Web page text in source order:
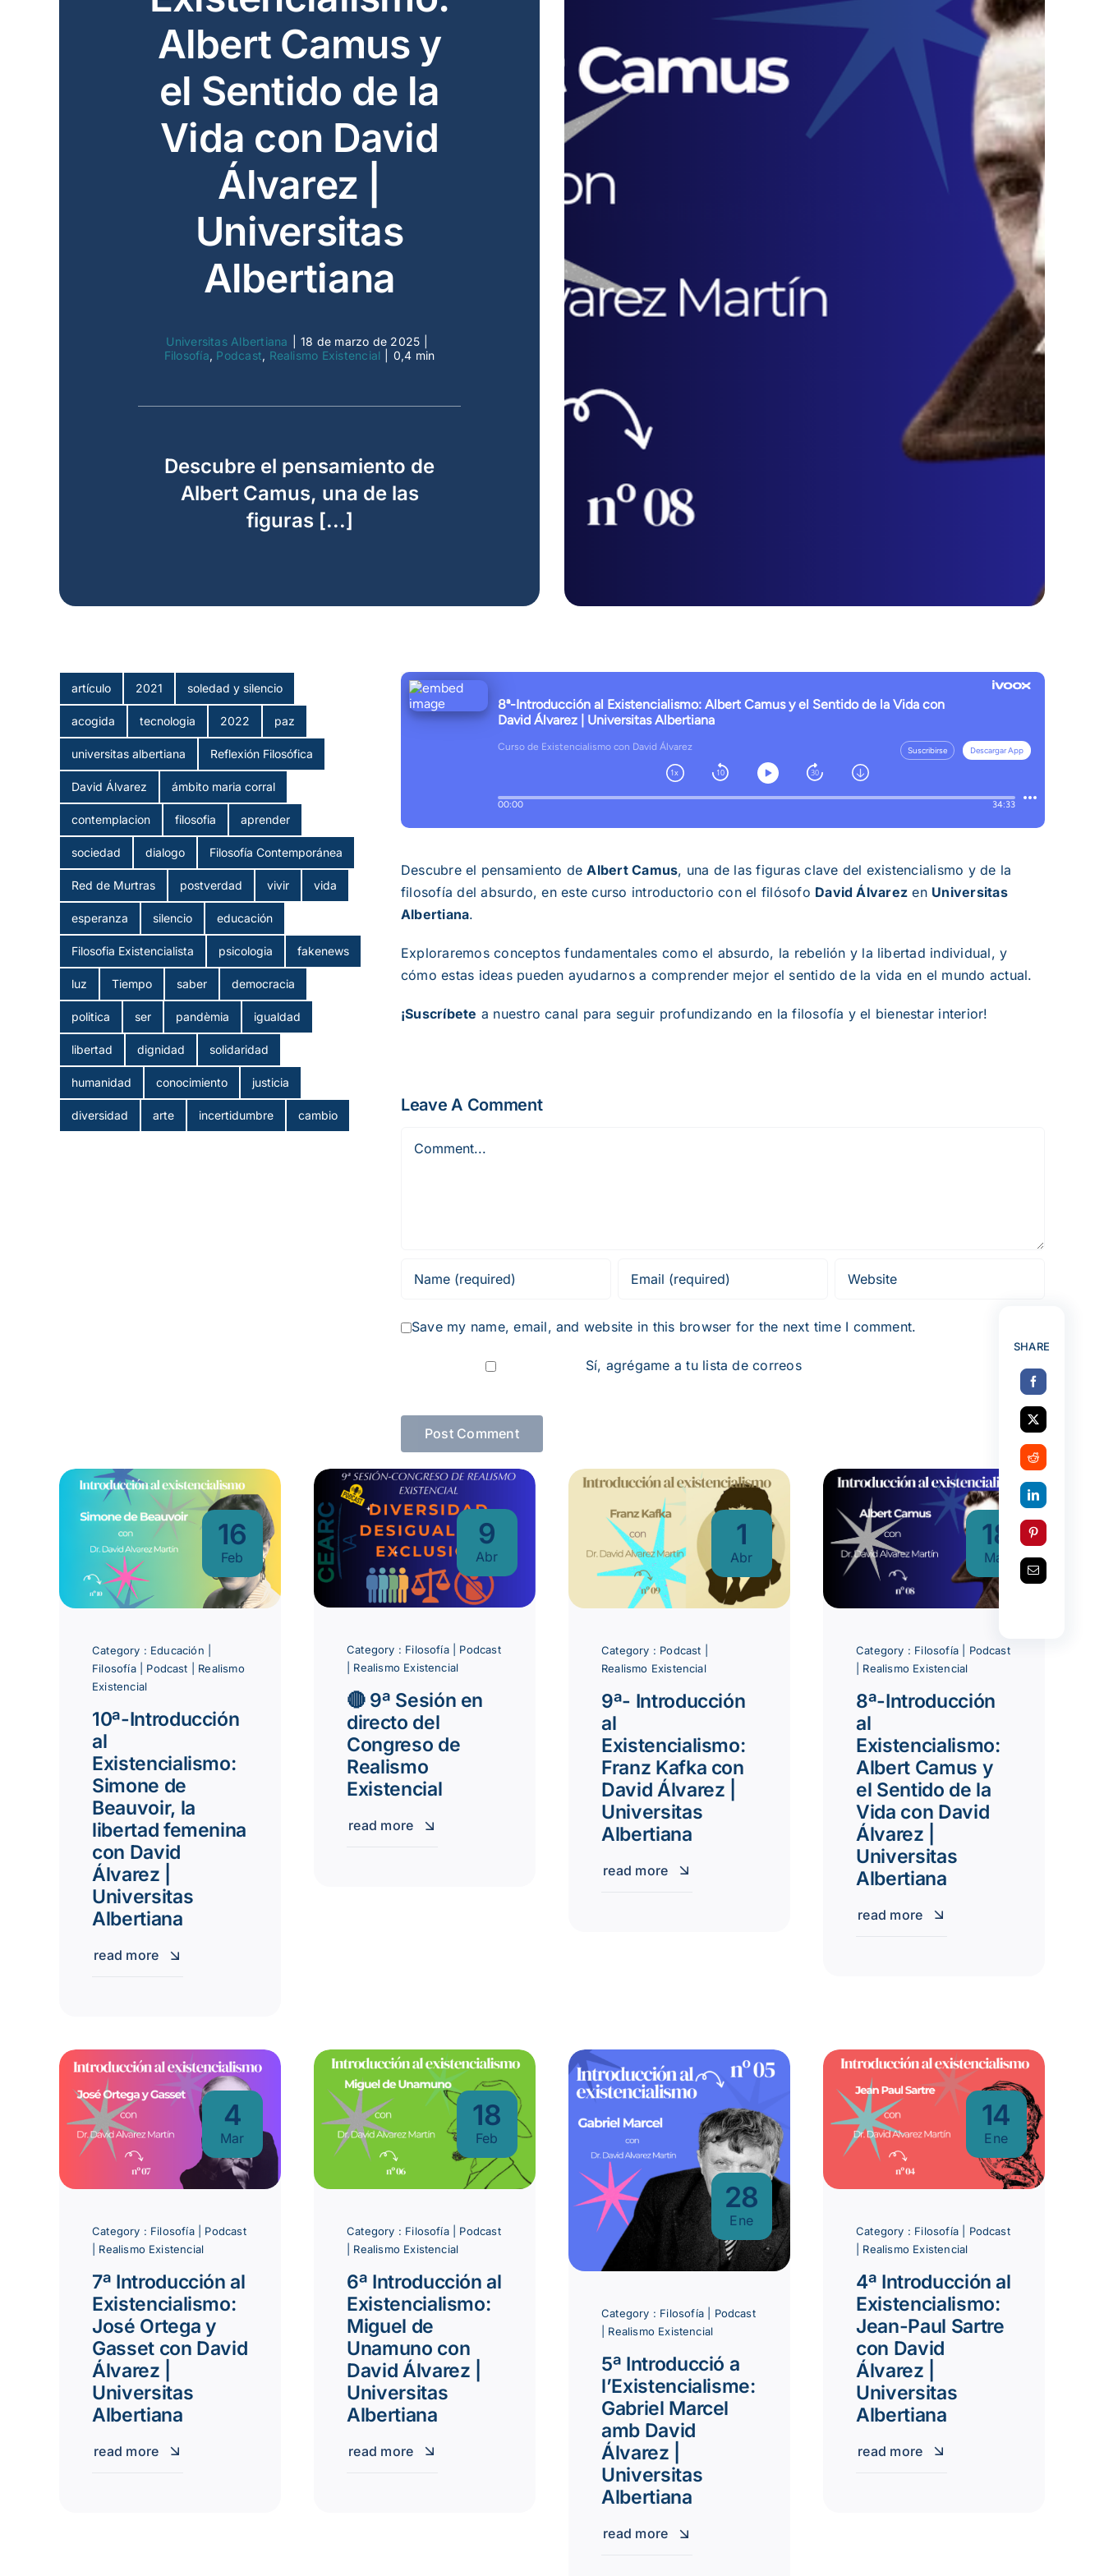
Albert Camus y
el Sentido de la
Vida con David
Álvarez |
Universitas
Albertiana
Universitas Albertiana 18 de marzo de 2025
Filosofía, Podcast, Realismo Existencial 0,4 min
Descubre el pensamiento de
Albert Camus, una de las
figuras [...]
artículo 2021 soledad y silencio
acogida tecnologia 2022 paz
universitas albertiana Reflexión Filosófica
David Álvarez ámbito maria corral
contemplacion filosofia aprender
sociedad dialogo Filosofía Contemporánea
Red de Murtras postverdad vivir vida
esperanza silencio educación
Filosofia Existencialista psicologia fakenews
luz Tiempo saber democracia
politica ser pandèmia igualdad
libertad dignidad solidaridad
humanidad conocimiento justicia
diversidad arte incertidumbre cambio
Descubre el pensamiento deAlbert Camus, una de las figuras clave del existencialismo y de la
filosofía del absurdo, en este curso introductorio con el filósofo David Álvarez en Universitas
Albertiana.
Exploraremos conceptos fundamentales como el absurdo, la rebelión y la libertad individual, y
cómo estas ideas pueden ayudarnos a comprender mejor el sentido de la vida en el mundo actual.
¡Suscríbete a nuestro canal para seguir profundizando en la filosofía y el bienestar interior!
Leave A Comment
Save my name, email, and website in this browser for the next time I comment.
Sí, agrégame a tu lista de correos
16
Feb
Category : Educación
Filosofía| Podcast
Realismo
Existencial
10ª-Introducción
al
Existencialismo:
Simone de
Beauvoir, la
libertad femenina
con David
Álvarez |
Universitas
Albertiana
read more
9
Abr
Category : Filosofía| Podcast
Realismo Existencial
🔴 9ª Sesión en
directo del
Congreso de
Realismo
Existencial
read more
1
Abr
Category : Podcast
Realismo Existencial
9ª- Introducción
al
Existencialismo:
Franz Kafka con
David Álvarez |
Universitas
Albertiana
read more
18
Mar
Category : Filosofía| Podcast
Realismo Existencial
8ª-Introducción
al
Existencialismo:
Albert Camus y
el Sentido de la
Vida con David
Álvarez |
Universitas
Albertiana
read more
4
Mar
Category : Filosofía| Podcast
Realismo Existencial
7ª Introducción al
Existencialismo:
José Ortega y
Gasset con David
Álvarez |
Universitas
Albertiana
read more
18
Feb
Category : Filosofía| Podcast
Realismo Existencial
6ª Introducción al
Existencialismo:
Miguel de
Unamuno con
David Álvarez |
Universitas
Albertiana
read more
28
Ene
Category : Filosofía| Podcast
Realismo Existencial
5ª Introducció a
l’Existencialisme:
Gabriel Marcel
amb David
Álvarez |
Universitas
Albertiana
read more
14
Ene
Category : Filosofía| Podcast
Realismo Existencial
4ª Introducción al
Existencialismo:
Jean-Paul Sartre
con David
Álvarez |
Universitas
Albertiana
read more
SHARE